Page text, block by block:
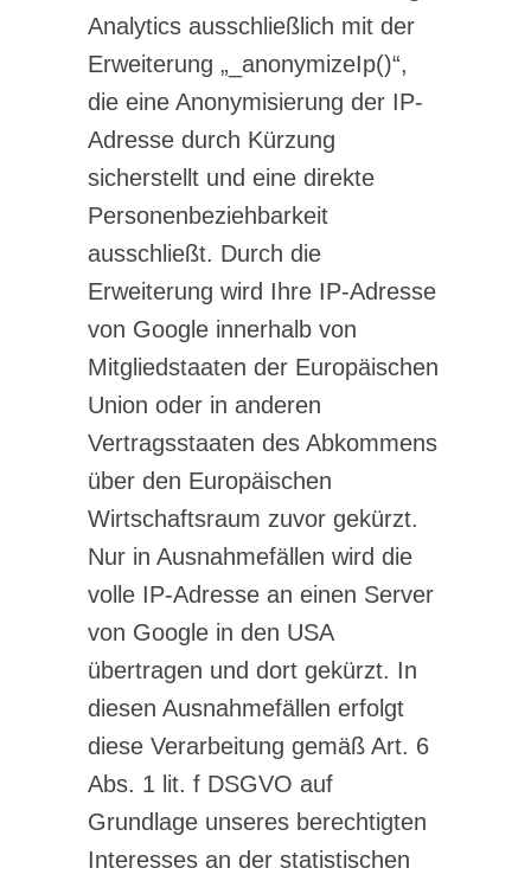
Analytics ausschließlich mit der
Erweiterung „_anonymizeIp()“,
die eine Anonymisierung der IP-
Adresse durch Kürzung
sicherstellt und eine direkte
Personenbeziehbarkeit
ausschließt. Durch die
Erweiterung wird Ihre IP-Adresse
von Google innerhalb von
Mitgliedstaaten der Europäischen
Union oder in anderen
Vertragsstaaten des Abkommens
über den Europäischen
Wirtschaftsraum zuvor gekürzt.
Nur in Ausnahmefällen wird die
volle IP-Adresse an einen Server
von Google in den USA
übertragen und dort gekürzt. In
diesen Ausnahmefällen erfolgt
diese Verarbeitung gemäß Art. 6
Abs. 1 lit. f DSGVO auf
Grundlage unseres berechtigten
Interesses an der statistischen